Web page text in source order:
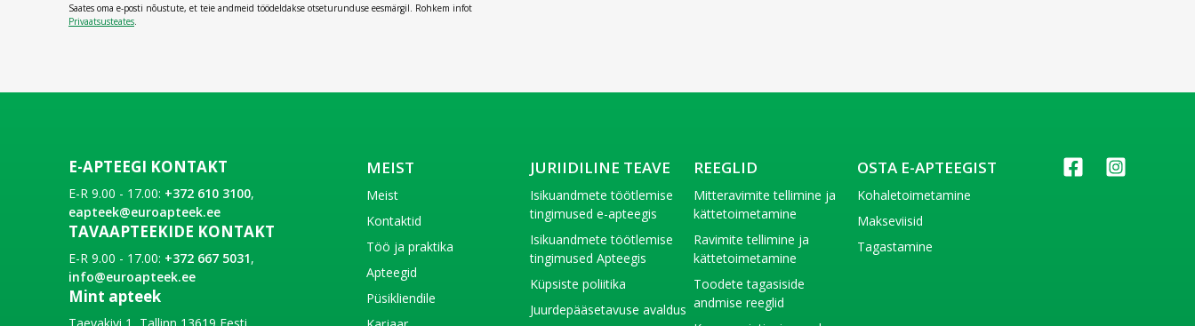
Saates oma e-posti nõustute, et teie andmeid töödeldakse otseturunduse eesmärgil. Rohkem infot
Privaatsusteates
E-APTEEGI KONTAKT
E-R 9.00 - 17.00: +372 610 3100,
eapteek@euroapteek.ee
TAVAAPTEEKIDE KONTAKT
E-R 9.00 - 17.00: +372 667 5031,
info@euroapteek.ee
Mint apteek
Taevakivi 1, Tallinn 13619 Eesti
MEIST
Meist
Kontaktid
Töö ja praktika
Apteegid
Püsikliendile
JURIIDILINE TEAVE
Isikuandmete töötlemise
tingimused e-apteegis
Isikuandmete töötlemise
tingimused Apteegis
Küpsiste poliitika
Juurdepääsetavuse avaldus
REEGLID
Mitteravimite tellimine ja
kättetoimetamine
Ravimite tellimine ja
kättetoimetamine
Toodete tagasiside
andmise reeglid
OSTA E-APTEEGIST
Kohaletoimetamine
Makseviisid
Tagastamine